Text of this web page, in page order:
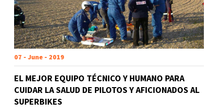
07 - June - 2019
EL MEJOR EQUIPO TÉCNICO Y HUMANO PARA
CUIDAR LA SALUD DE PILOTOS Y AFICIONADOS AL
SUPERBIKES